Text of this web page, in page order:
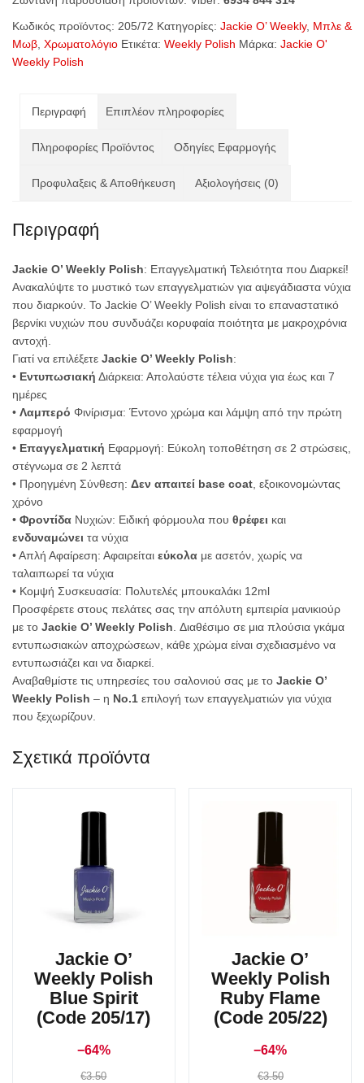
205/72)
ποσότητα
Κωδικός προϊόντος: 205/72 Κατηγορίες: Jackie O’ Weekly, Μπλε &
Μωβ Χρωματολόγιο Ετικέτα: Weekly Polish Μάρκα: Jackie O'
Weekly Polish
Περιγραφή Επιπλέον πληροφορίες
Πληροφορίες Προϊόντος Οδηγίες Εφαρμογής
Προφυλαξεις & Αποθήκευση Αξιολογήσεις (0)
Περιγραφή
Jackie O’ Weekly Polish: Επαγγελματική Τελειότητα που Διαρκεί!
Ανακαλύψτε το μυστικό των επαγγελματιών για αψεγάδιαστα νύχια
που διαρκούν. Το Jackie O’ Weekly Polish είναι το επαναστατικό
βερνίκι νυχιών που συνδυάζει κορυφαία ποιότητα με μακροχρόνια
αντοχή.
Γιατί να επιλέξετε Jackie O’ Weekly Polish:
• Εντυπωσιακή Διάρκεια: Απολαύστε τέλεια νύχια για έως και 7
ημέρες
• Λαμπερό Φινίρισμα: Έντονο χρώμα και λάμψη από την πρώτη
εφαρμογή
• Επαγγελματική Εφαρμογή: Εύκολη τοποθέτηση σε 2 στρώσεις,
στέγνωμα σε 2 λεπτά
• Προηγμένη Σύνθεση: Δεν απαιτεί base coat , εξοικονομώντας
χρόνο
• Φροντίδα Νυχιών: Ειδική φόρμουλα που θρέφει και
ενδυναμώνει τα νύχια
• Απλή Αφαίρεση: Αφαιρείται εύκολα με ασετόν, χωρίς να
ταλαιπωρεί τα νύχια
• Κομψή Συσκευασία: Πολυτελές μπουκαλάκι 12ml
Προσφέρετε στους πελάτες σας την απόλυτη εμπειρία μανικιούρ
με το Jackie O’ Weekly Polish . Διαθέσιμο σε μια πλούσια γκάμα
εντυπωσιακών αποχρώσεων, κάθε χρώμα είναι σχεδιασμένο να
εντυπωσιάζει και να διαρκεί.
Αναβαθμίστε τις υπηρεσίες του σαλονιού σας με το Jackie O’
Weekly Polish – η Νο.1 επιλογή των επαγγελματιών για νύχια
που ξεχωρίζουν.
Σχετικά προϊόντα
Jackie O’
Weekly Polish
Blue Spirit
(Code 205/17)
−64%
€3.50
Jackie O’
Weekly Polish
Ruby Flame
(Code 205/22)
−64%
€3.50